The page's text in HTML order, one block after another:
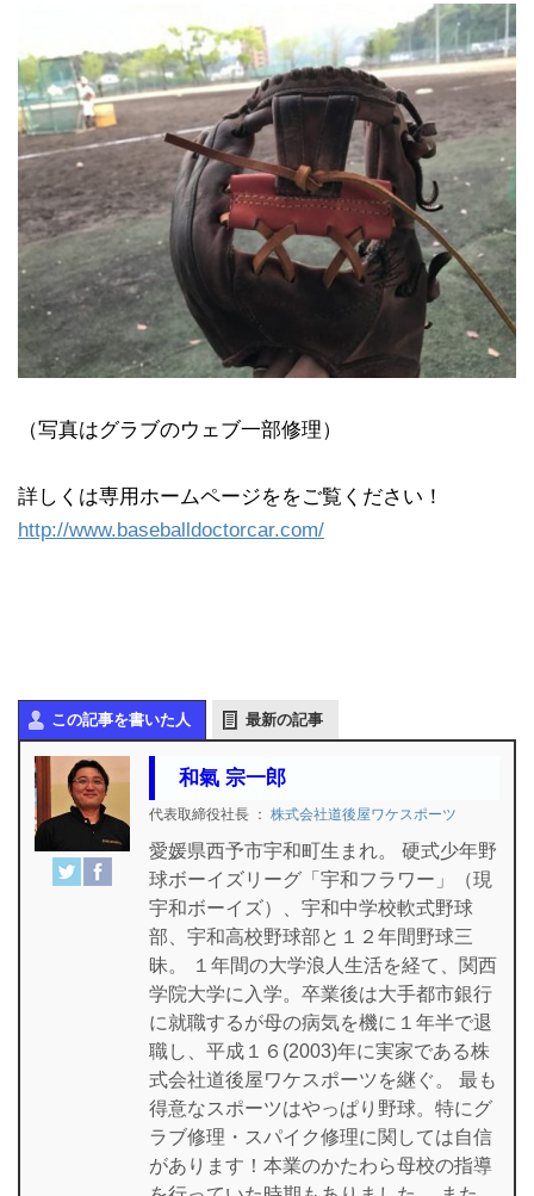
（写真はグラブのウェブ一部修理）
詳しくは専用ホームページををご覧ください！
http://www.baseballdoctorcar.com/
この記事を書いた人 最新の記事
和氣 宗一郎
代表取締役社長 ： 株式会社道後屋ワケスポーツ
愛媛県西予市宇和町生まれ。 硬式少年野
球ボーイズリーグ「宇和フラワー」（現
宇和ボーイズ）、宇和中学校軟式野球
部、宇和高校野球部と１２年間野球三
昧。 １年間の大学浪人生活を経て、関西
学院大学に入学。卒業後は大手都市銀行
に就職するが母の病気を機に１年半で退
職し、平成１６(2003)年に実家である株
式会社道後屋ワケスポーツを継ぐ。 最も
得意なスポーツはやっぱり野球。特にグ
ラブ修理・スパイク修理に関しては自信
があります！本業のかたわら母校の指導